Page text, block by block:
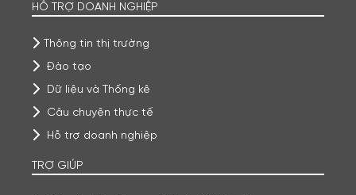
HỖ TRỢ DOANH NGHIỆP
Thông tin thị trường
Đào tạo
Dữ liệu và Thống kê
Câu chuyện thực tế
Hỗ trợ doanh nghiệp
TRỢ GIÚP